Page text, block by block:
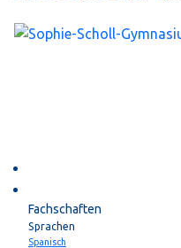
Fachschaften
Sprachen
Spanisch